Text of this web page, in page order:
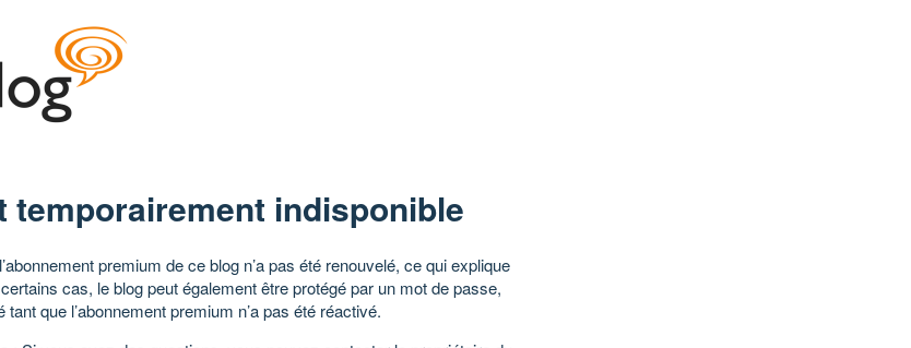
temporairement indisponible
premium de ce blog n’a pas été renouvelé, ce qui explique
cas, le blog peut également être protégé par un mot de passe,
que l’abonnement premium n’a pas été réactivé.